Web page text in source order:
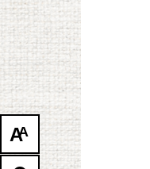
AA
RESTAURANTS
PLAN
ÜBER UNS